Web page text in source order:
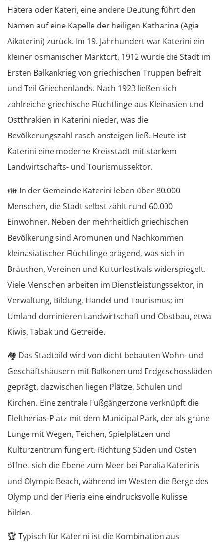
Hatera oder Kateri, eine andere Deutung führt den
Namen auf eine Kapelle der heiligen Katharina (Agia
Aikaterini) zurück. Im 19. Jahrhundert war Katerini ein
kleiner osmanischer Marktort, 1912 wurde die Stadt im
Ersten Balkankrieg von griechischen Truppen befreit
und Teil Griechenlands. Nach 1923 ließen sich
zahlreiche griechische Flüchtlinge aus Kleinasien und
Ostthrakien in Katerini nieder, was die
Bevölkerungszahl rasch ansteigen ließ. Heute ist
Katerini eine moderne Kreisstadt mit starkem
Landwirtschafts- und Tourismussektor.
👪 In der Gemeinde Katerini leben über 80.000
Menschen, die Stadt selbst zählt rund 60.000
Einwohner. Neben der mehrheitlich griechischen
Bevölkerung sind Aromunen und Nachkommen
kleinasiatischer Flüchtlinge prägend, was sich in
Bräuchen, Vereinen und Kulturfestivals widerspiegelt.
Viele Menschen arbeiten im Dienstleistungssektor, in
Verwaltung, Bildung, Handel und Tourismus; im
Umland dominieren Landwirtschaft und Obstbau, etwa
Kiwis, Tabak und Getreide.
🏘️ Das Stadtbild wird von dicht bebauten Wohn- und
Geschäftshäusern mit Balkonen und Erdgeschossläden
geprägt, dazwischen liegen Plätze, Schulen und
Kirchen. Eine zentrale Fußgängerzone verknüpft die
Eleftherias-Platz mit dem Municipal Park, der als grüne
Lunge mit Wegen, Teichen, Spielplätzen und
Kulturzentrum fungiert. Richtung Süden und Osten
öffnet sich die Ebene zum Meer bei Paralia Katerinis
und Olympic Beach, während im Westen die Berge des
Olymp und der Pieria eine eindrucksvolle Kulisse
bilden.
🏆 Typisch für Katerini ist die Kombination aus